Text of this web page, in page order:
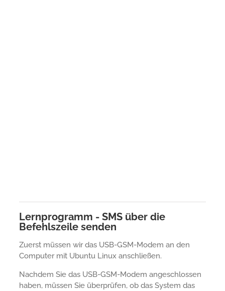
Lernprogramm - SMS über die
Befehlszeile senden
Zuerst müssen wir das USB-GSM-Modem an den
Computer mit Ubuntu Linux anschließen.
Nachdem Sie das USB-GSM-Modem angeschlossen
haben, müssen Sie überprüfen, ob das System das